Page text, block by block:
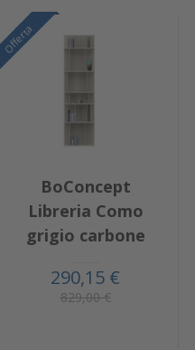
Offerta
BoConcept
Libreria Como
grigio carbone
290,15 €
829,00 €